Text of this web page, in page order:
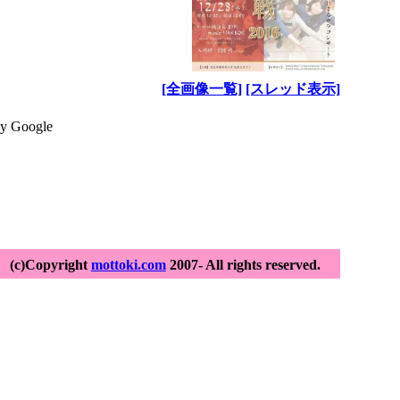
[全画像一覧] [スレッド表示]
Google
(c)Copyright mottoki.com2007- All rights reserved.